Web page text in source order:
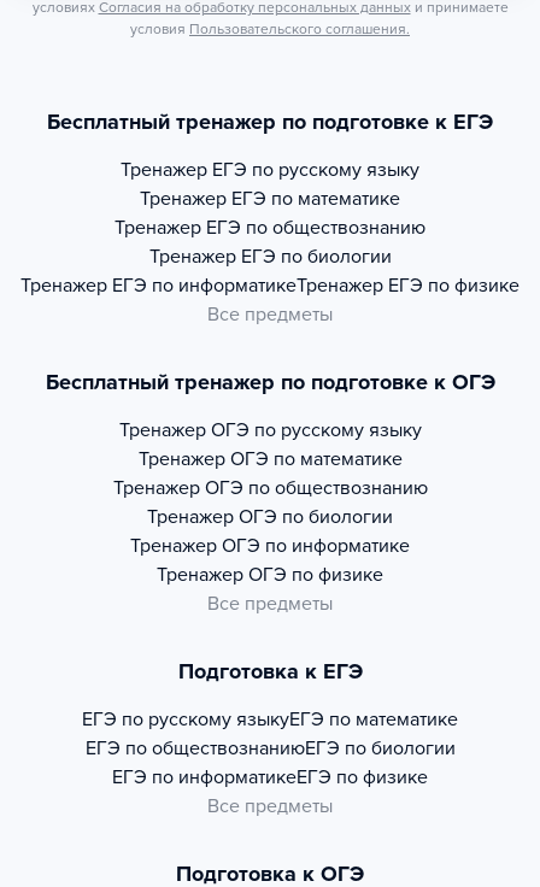
условиях Согласия на обработку персональных данных и принимаете
условия Пользовательского соглашения.
Бесплатный тренажер по подготовке к ЕГЭ
Тренажер ЕГЭ по русскому языку
Тренажер ЕГЭ по математике
Тренажер ЕГЭ по обществознанию
Тренажер ЕГЭ по биологии
Тренажер ЕГЭ по информатикеТренажер ЕГЭ по физике
Все предметы
Бесплатный тренажер по подготовке к ОГЭ
Тренажер ОГЭ по русскому языку
Тренажер ОГЭ по математике
Тренажер ОГЭ по обществознанию
Тренажер ОГЭ по биологии
Тренажер ОГЭ по информатике
Тренажер ОГЭ по физике
Все предметы
Подготовка к ЕГЭ
ЕГЭ по русскому языкуЕГЭ по математике
ЕГЭ по обществознаниюЕГЭ по биологии
ЕГЭ по информатикеЕГЭ по физике
Все предметы
Подготовка к ОГЭ